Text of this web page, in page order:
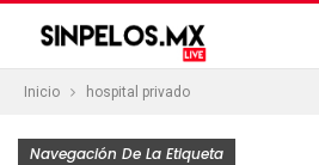
Inicio hospital privado
Navegación De La Etiqueta